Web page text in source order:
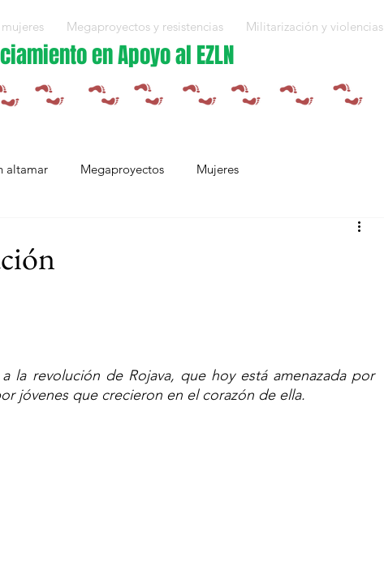
Megaproyectos y resistencias Militarización y violencias
en Apoyo al EZLN
altamar Megaproyectos Mujeres
Quiénes somos
la revolución de Rojava, que hoy está amenazada por
jóvenes que crecieron en el corazón de ella.